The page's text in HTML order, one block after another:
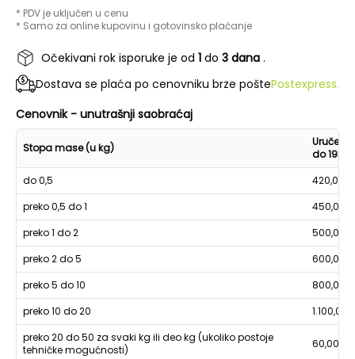
* PDV je uključen u cenu
* Samo za online kupovinu i gotovinsko plaćanje
Očekivani rok isporuke je od 1 do 3 dana .
Dostava se plaća po cenovniku brze poštePostexpress.
Cenovnik - unutrašnji saobraćaj
Stopa mase (u kg)
Uručenje
do 19h
do 0,5
420,00
preko 0,5 do 1
450,00
preko 1 do 2
500,00
preko 2 do 5
600,00
preko 5 do 10
800,00
preko 10 do 20
1.100,00
preko 20 do 50 za svaki kg ili deo kg (ukoliko postoje
tehničke mogućnosti)
60,00